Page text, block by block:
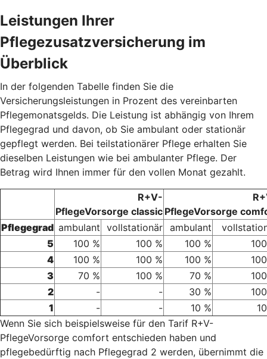
Leistungen Ihrer
Pflegezusatzversicherung im
Überblick
In der folgenden Tabelle finden Sie die
Versicherungsleistungen in Prozent des vereinbarten
Pflegemonatsgelds. Die Leistung ist abhängig von Ihrem
Pflegegrad und davon, ob Sie ambulant oder stationär
gepflegt werden. Bei teilstationärer Pflege erhalten Sie
dieselben Leistungen wie bei ambulanter Pflege. Der
Betrag wird Ihnen immer für den vollen Monat gezahlt.
R+V-
PflegeVorsorge classic PflegeVorsorge
Pflegegrad ambulant vollstationär ambulant
5
100 % 100 % 100 %
4
100 % 100 % 100 %
3
70 % 100 % 70 %
2
- - 30 %
1
- - 10 %
Wenn Sie sich beispielsweise für den Tarif R+V-
PflegeVorsorge comfort entschieden haben und
pflegebedürftig nach Pflegegrad 2 werden, übernimmt die